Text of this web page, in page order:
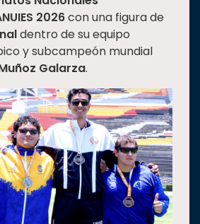
2026con una figura de
dentro de su equipo
y subcampeón mundial
Galarza.